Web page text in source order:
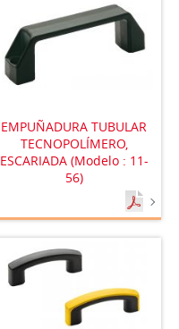
EMPUÑADURA TUBULAR
TECNOPOLÍMERO,
ESCARIADA (Modelo : 11-
56)